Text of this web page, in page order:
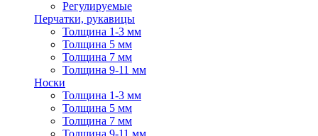
Регулируемые
Перчатки, рукавицы
Толщина 1-3 мм
Толщина 5 мм
Толщина 7 мм
Толщина 9-11 мм
Носки
Толщина 1-3 мм
Толщина 5 мм
Толщина 7 мм
Толщина 9-11 мм